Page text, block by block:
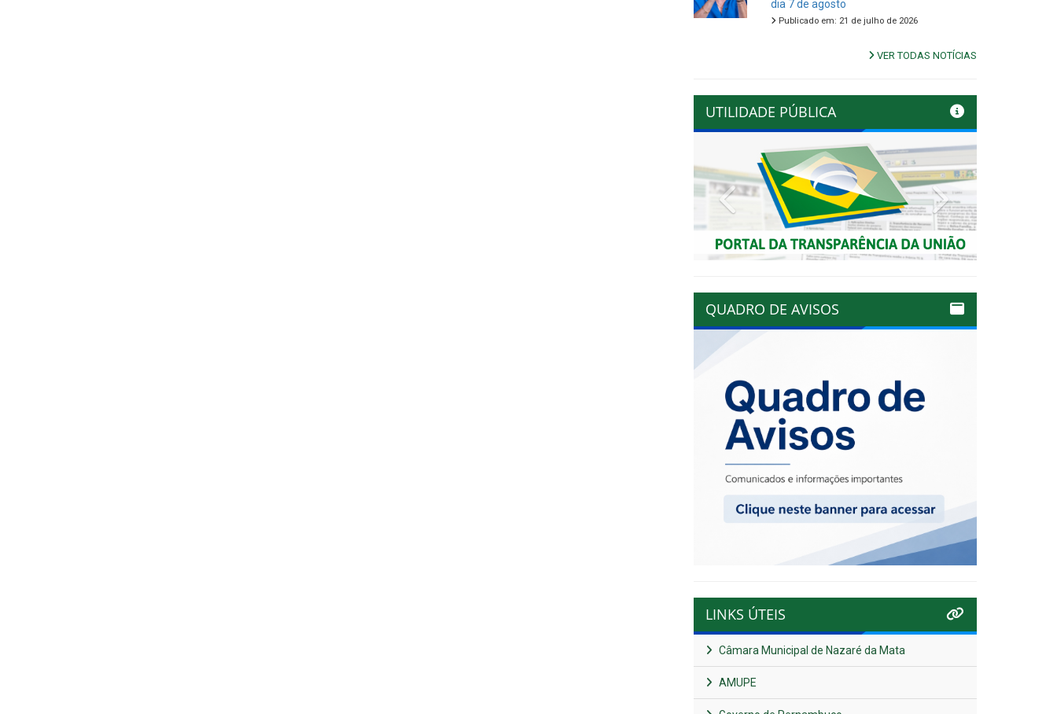
dia 7 de agosto
Publicado em: 21 de julho de 2026
VER TODAS NOTÍCIAS
UTILIDADE PÚBLICA
Previous Next
QUADRO DE AVISOS
LINKS ÚTEIS
Câmara Municipal de Nazaré da Mata
AMUPE